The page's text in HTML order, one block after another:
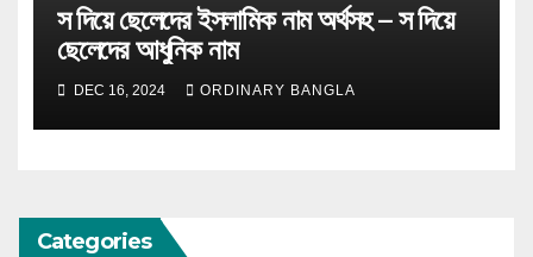
স দিয়ে ছেলেদের ইসলামিক নাম অর্থসহ – স দিয়ে
ছেলেদের আধুনিক নাম
DEC 16, 2024 ORDINARY BANGLA
Categories